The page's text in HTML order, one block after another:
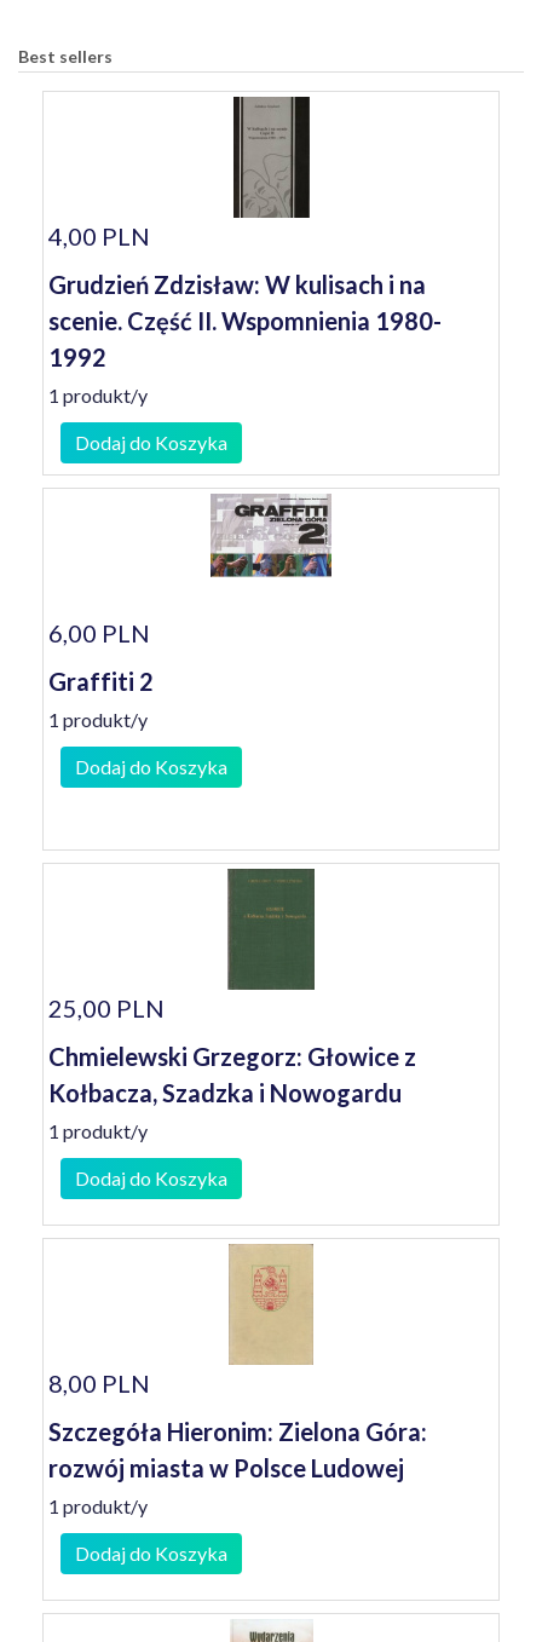
Best sellers
4,00 PLN
Grudzień Zdzisław: W kulisach i na
scenie. Część II. Wspomnienia 1980-
1992
1 produkt/y
Dodaj do Koszyka
6,00 PLN
Graffiti 2
1 produkt/y
Dodaj do Koszyka
25,00 PLN
Chmielewski Grzegorz: Głowice z
Kołbacza, Szadzka i Nowogardu
1 produkt/y
Dodaj do Koszyka
8,00 PLN
Szczegóła Hieronim: Zielona Góra:
rozwój miasta w Polsce Ludowej
1 produkt/y
Dodaj do Koszyka